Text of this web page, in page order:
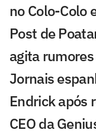
no Colo-Colo
Post de
agita
Jornais
Endrick após
CEO da